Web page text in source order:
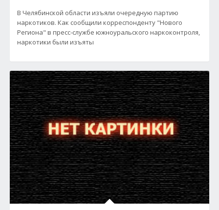
В Челябинской области изъяли очередную партию
наркотиков. Как сообщили корреспонденту "Нового
Региона" в пресс-службе южноуральского наркоконтроля,
наркотики были изъяты